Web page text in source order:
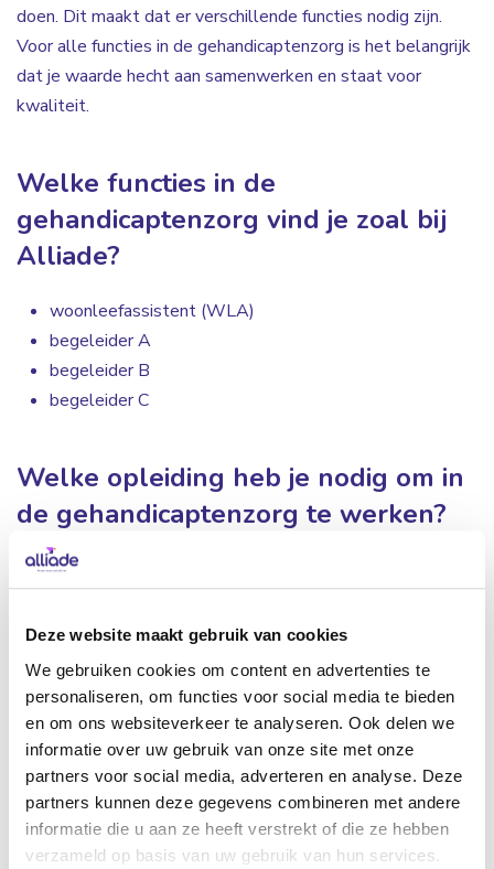
Deze website maakt gebruik van cookies
We gebruiken cookies om content en advertenties te
personaliseren, om functies voor social media te bieden
en om ons websiteverkeer te analyseren. Ook delen we
informatie over uw gebruik van onze site met onze
partners voor social media, adverteren en analyse. Deze
partners kunnen deze gegevens combineren met andere
informatie die u aan ze heeft verstrekt of die ze hebben
verzameld op basis van uw gebruik van hun services.
doen. Dit maakt dat er verschillende functies nodig zijn.
Voor alle functies in de gehandicaptenzorg is het belangrijk
dat je waarde hecht aan samenwerken en staat voor
kwaliteit.
Welke functies in de
gehandicaptenzorg vind je zoal bij
Alliade?
woonleefassistent (WLA)
begeleider A
begeleider B
begeleider C
Welke opleiding heb je nodig om in
de gehandicaptenzorg te werken?
Om in de gehandicaptenzorg te werken is het van belang
vacature vind je welke opleiding je nodig hebt. De meest
voorkomende opleidingen die wij vragen hebben we
hieronder voor je op een rij gezet.
mz-3 Maatschappelijke zorg (begeleider GZ);
mz-ig (Maatschappelijk verzorgende IG);
verzorgende individuele gezondheidszorg (verzorgende
IG);
mz-4 Maatschappelijk zorg (persoonlijk begeleider